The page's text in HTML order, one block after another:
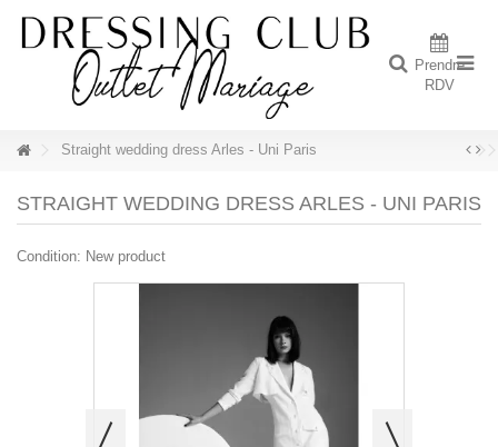
Prendre
RDV
Straight wedding dress Arles - Uni Paris
STRAIGHT WEDDING DRESS ARLES - UNI PARIS
Condition: New product